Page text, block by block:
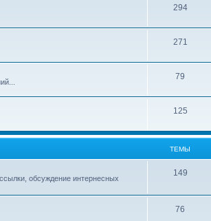
294
271
79
125
ТЕМЫ
обсуждение интернесных
149
76